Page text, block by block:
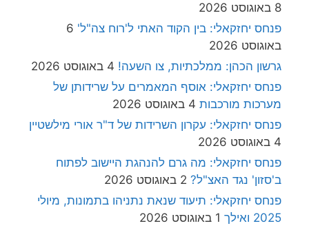
8 באוגוסט 2026
פנחס יחזקאלי: בין הקוד האתי ל'רוח צה"ל' 6
באוגוסט 2026
גרשון הכהן: ממלכתיות, צו השעה! 4 באוגוסט 2026
פנחס יחזקאלי: אוסף המאמרים על שרידותן של
מערכות מורכבות 4 באוגוסט 2026
פנחס יחזקאלי: עקרון השרידות של ד"ר אורי מילשטיין
4 באוגוסט 2026
פנחס יחזקאלי: מה גרם להנהגת היישוב לפתוח
ב'סזון' נגד האצ"ל? 2 באוגוסט 2026
פנחס יחזקאלי: תיעוד שנאת נתניהו בתמונות, מיולי
2025 ואילך
1 באוגוסט 2026